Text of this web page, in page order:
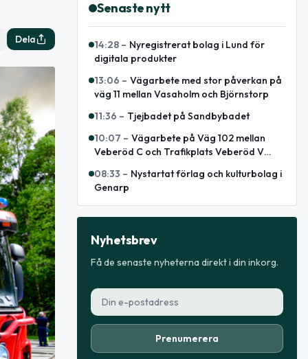
Dela
Senaste nytt
14:28 – Nyregistrerat bolag i Lund för
digitala produkter
13:06 – Vägarbete med stor påverkan på
väg 11 mellan Vasaholm och Björnstorp
11:36 – Tjejbadet på Sandbybadet
10:07 – Vägarbete på Väg 102 mellan
Veberöd C och Trafikplats Veberöd V
08:33 – Nystartat förlag och kulturbolag i
Genarp
Nyhetsbrev
Få de senaste nyheterna direkt i din inkorg.
Prenumerera